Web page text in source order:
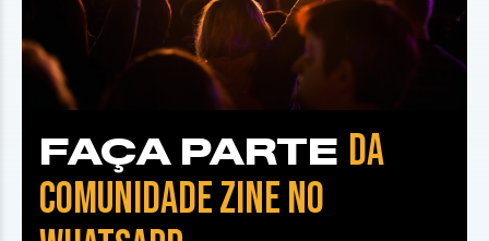
FAÇA PARTE DA
COMUNIDADE ZINE NO